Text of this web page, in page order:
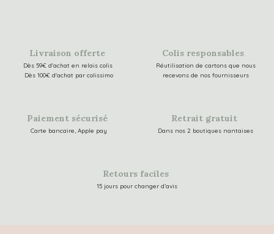
Livraison offerte
Dès 59€ d'achat en relais colis
Dès 100€ d'achat par colissimo
Colis responsables
Réutilisation de cartons que nous
recevons de nos fournisseurs
Paiement sécurisé
Carte bancaire, Apple pay
Retrait gratuit
Dans nos 2 boutiques nantaises
Retours faciles
15 jours pour changer d’avis